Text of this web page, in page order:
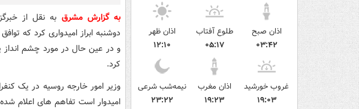
اذان صبح
۰۳:۴۲
طلوع آفتاب
۰۵:۱۷
اذان ظهر
۱۲:۱۰
غروب خورشید
۱۹:۰۳
اذان مغرب
۱۹:۲۳
نیمه‌شب شرعی
۲۳:۲۲
به گزارش مشرق به نقل از
دوشنبه ابراز امیدواری کرد که
و در عین حال در مورد چشم‌ انداز
کرد.
وزیر امور خارجه روسیه در یک
امیدوار است تفاهم های اعلام